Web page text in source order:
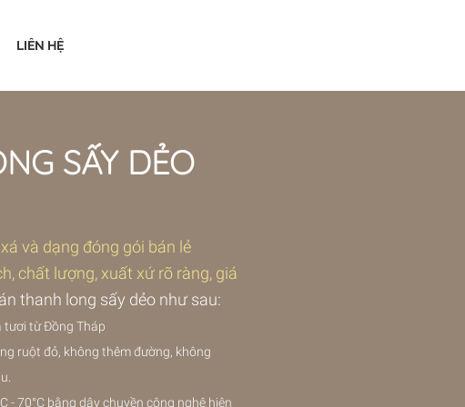
LIÊN HỆ
SẤY DẺO
và dạng đóng gói bán lẻ
chất lượng, xuất xứ rõ ràng, giá
thanh long sấy dẻo như sau:
tươi từ Đồng Tháp
ruột đỏ, không thêm đường, không
- 70°C bằng dây chuyền công nghệ hiện